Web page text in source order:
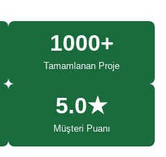
1000+
Tamamlanan Proje
5.0★
Müşteri Puanı